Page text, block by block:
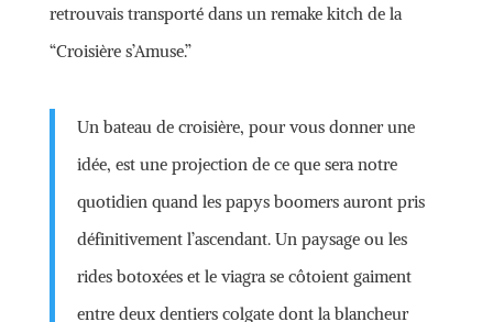
retrouvais transporté dans un remake kitch de la
“Croisière s’Amuse.”
Un bateau de croisière, pour vous donner une
idée, est une projection de ce que sera notre
quotidien quand les papys boomers auront pris
définitivement l’ascendant. Un paysage ou les
rides botoxées et le viagra se côtoient gaiment
entre deux dentiers colgate dont la blancheur